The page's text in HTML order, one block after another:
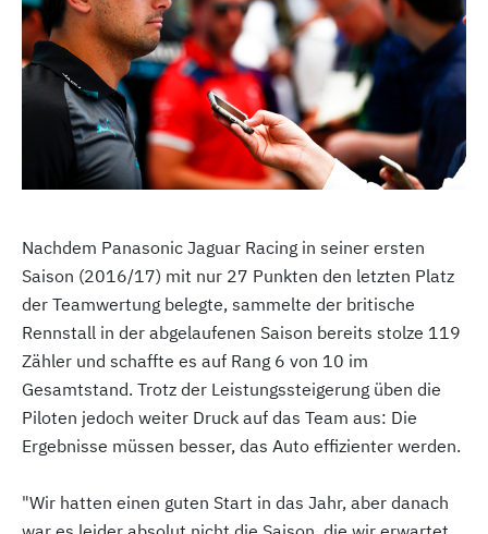
Nachdem Panasonic Jaguar Racing in seiner ersten
Saison (2016/17) mit nur 27 Punkten den letzten Platz
der Teamwertung belegte, sammelte der britische
Rennstall in der abgelaufenen Saison bereits stolze 119
Zähler und schaffte es auf Rang 6 von 10 im
Gesamtstand. Trotz der Leistungssteigerung üben die
Piloten jedoch weiter Druck auf das Team aus: Die
Ergebnisse müssen besser, das Auto effizienter werden.
"Wir hatten einen guten Start in das Jahr, aber danach